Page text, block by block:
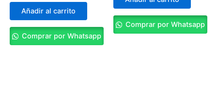
Añadir al carrito
Comprar por Whatsapp
Comprar por Whatsapp